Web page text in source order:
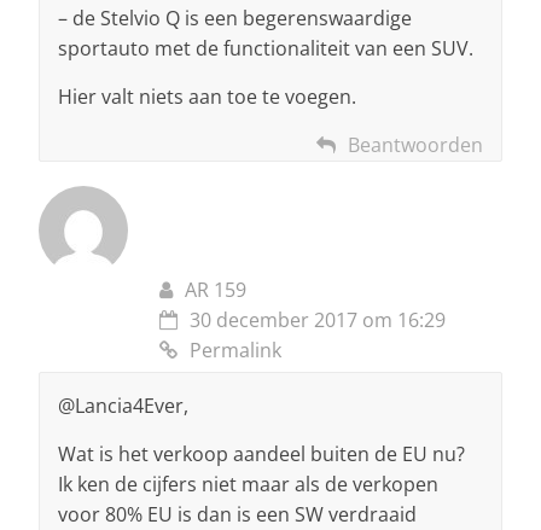
– de Stelvio Q is een begerenswaardige
sportauto met de functionaliteit van een SUV.
Hier valt niets aan toe te voegen.
Beantwoorden
AR 159
30 december 2017 om 16:29
Permalink
@Lancia4Ever,
Wat is het verkoop aandeel buiten de EU nu?
Ik ken de cijfers niet maar als de verkopen
voor 80% EU is dan is een SW verdraaid